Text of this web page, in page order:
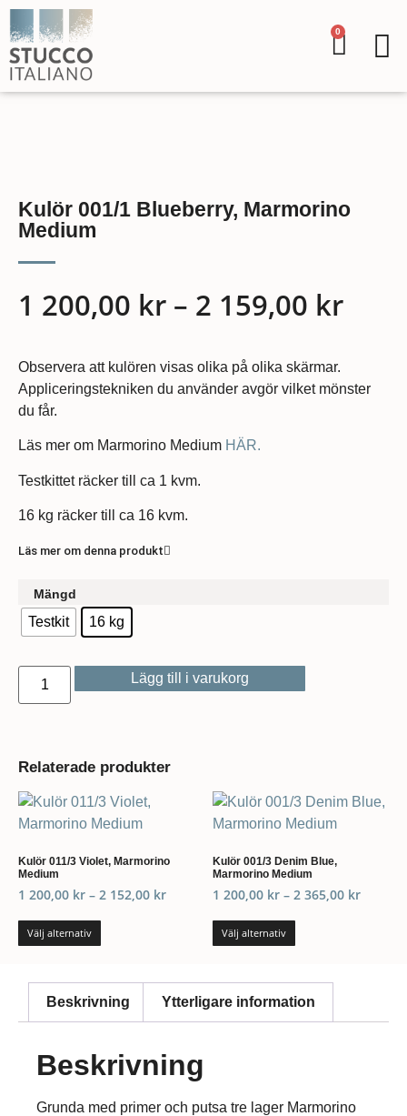
0
Kulör 001/1 Blueberry, Marmorino
Medium
1 200,00 kr – 2 159,00 kr
Observera att kulören visas olika på olika skärmar.
Appliceringstekniken du använder avgör vilket mönster
du får.
Läs mer om Marmorino Medium HÄR.
Testkittet räcker till ca 1 kvm.
16 kg räcker till ca 16 kvm.
Läs mer om denna produkt
Mängd
Testkit 16 kg
Lägg till i varukorg
Relaterade produkter
Kulör 011/3 Violet, Marmorino
Medium
1 200,00 kr – 2 152,00 kr
Välj alternativ
Kulör 001/3 Denim Blue,
Marmorino Medium
1 200,00 kr – 2 365,00 kr
Välj alternativ
Beskrivning Ytterligare information
Beskrivning
Grunda med primer och putsa tre lager Marmorino